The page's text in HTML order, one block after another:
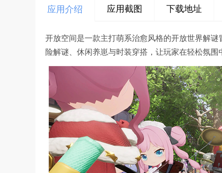
应用介绍 应用截图 下载地址
开放空间是一款主打萌系治愈风格的开放世界解
险解谜、休闲养崽与时装穿搭，让玩家在轻松氛